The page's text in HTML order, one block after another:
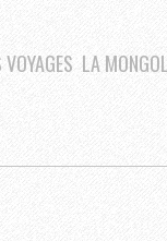
VOYAGES LA